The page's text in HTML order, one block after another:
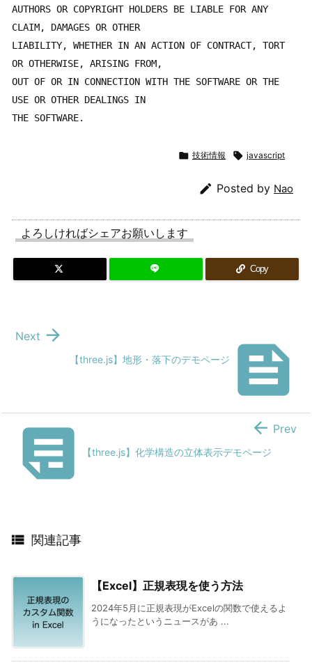
AUTHORS OR COPYRIGHT HOLDERS BE LIABLE FOR ANY
CLAIM, DAMAGES OR OTHER
LIABILITY, WHETHER IN AN ACTION OF CONTRACT, TORT
OR OTHERWISE, ARISING FROM,
OUT OF OR IN CONNECTION WITH THE SOFTWARE OR THE
USE OR OTHER DEALINGS IN
THE SOFTWARE.
 技術情報  javascript
 Posted by Nao
よろしければシェアお願いします
Copy

【three.js】地形・落下のデモページ

Next
 【three.js】化学構造の立体表示デモページ
 Prev
 関連記事
【Excel】正規表現を使う方法
2024年5月に正規表現がExcelの関数で使えるよ
うになったというニュースがあ ...